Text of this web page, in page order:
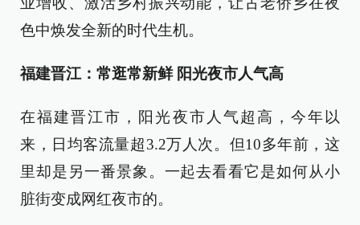
色中焕发全新的时代生机。
福建晋江：常逛常新鲜 阳光夜市人气高
在福建晋江市，阳光夜市人气超高，今年以
来，日均客流量超3.2万人次。但10多年前，这
里却是另一番景象。一起去看看它是如何从小
脏街变成网红夜市的。